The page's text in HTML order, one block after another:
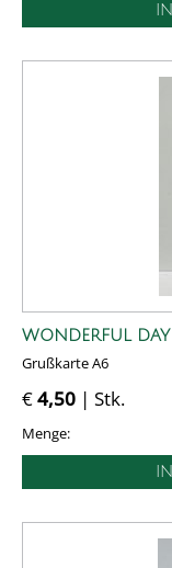
WONDERFUL DAY
Grußkarte A6
€4,50 | Stk.
Menge: